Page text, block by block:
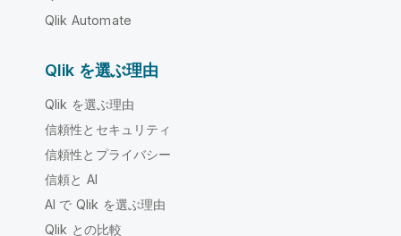
Qlik Automate
Qlik を選ぶ理由
Qlik を選ぶ理由
信頼性とセキュリティ
信頼性とプライバシー
信頼と AI
AI で Qlik を選ぶ理由
Qlik との比較